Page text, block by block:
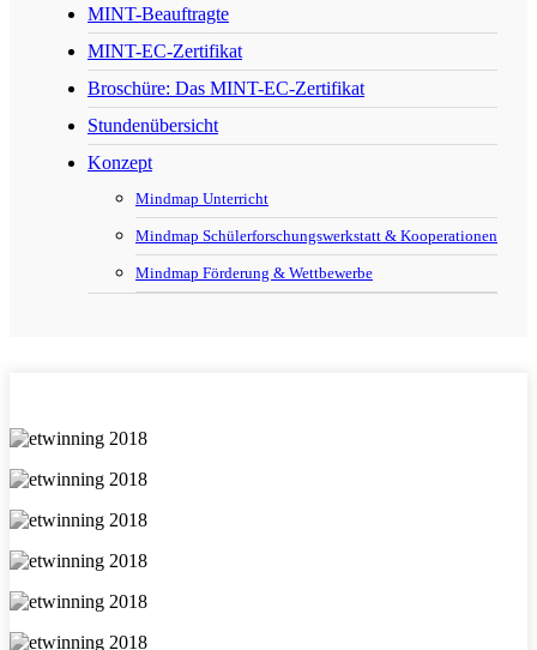
MINT-Beauftragte
MINT-EC-Zertifikat
Broschüre: Das MINT-EC-Zertifikat
Stundenübersicht
Konzept
Mindmap Unterricht
Mindmap Schülerforschungswerkstatt & Kooperationen
Mindmap Förderung & Wettbewerbe